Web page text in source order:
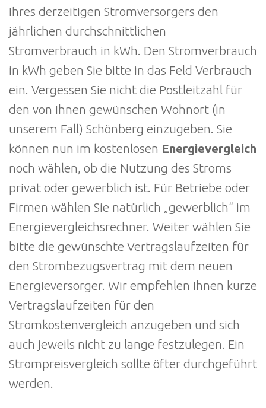
Ihres derzeitigen Stromversorgers den
jährlichen durchschnittlichen
Stromverbrauch in kWh. Den Stromverbrauch
in kWh geben Sie bitte in das Feld Verbrauch
ein. Vergessen Sie nicht die Postleitzahl für
den von Ihnen gewünschen Wohnort (in
unserem Fall) Schönberg einzugeben. Sie
können nun im kostenlosen Energievergleich
noch wählen, ob die Nutzung des Stroms
privat oder gewerblich ist. Für Betriebe oder
Firmen wählen Sie natürlich „gewerblich“ im
Energievergleichsrechner. Weiter wählen Sie
bitte die gewünschte Vertragslaufzeiten für
den Strombezugsvertrag mit dem neuen
Energieversorger. Wir empfehlen Ihnen kurze
Vertragslaufzeiten für den
Stromkostenvergleich anzugeben und sich
auch jeweils nicht zu lange festzulegen. Ein
Strompreisvergleich sollte öfter durchgeführt
werden.